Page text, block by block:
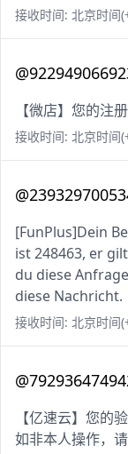
接收时间: 北京时间
【微店】您的注
接收时间: 北京时间
[FunPlus]Dein
ist 248463, er
du diese
diese Nachricht.
接收时间: 北京时间
【亿速云】您的
如非本人操作，请